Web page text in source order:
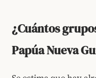
¿Cuántos
Papúa Nueva